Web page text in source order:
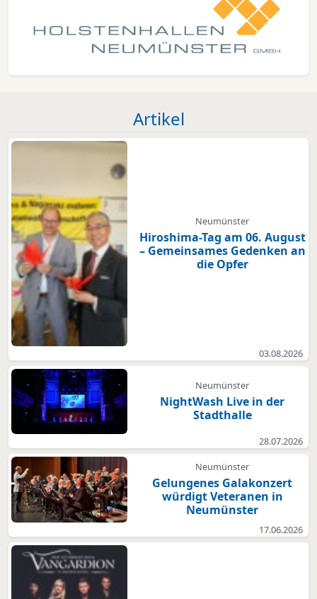
Artikel
Neumünster
Hiroshima-Tag am 06. August
– Gemeinsames Gedenken an
die Opfer
03.08.2026
Neumünster
NightWash Live in der
Stadthalle
28.07.2026
Neumünster
Gelungenes Galakonzert
würdigt Veteranen in
Neumünster
17.06.2026